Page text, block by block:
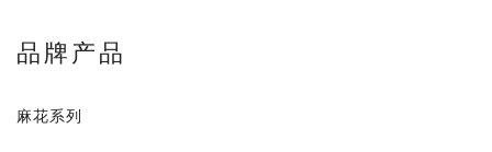
品牌产品
麻花系列